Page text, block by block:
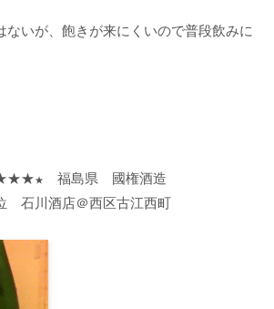
ないが、飽きが来にくいので普段飲みに
★★★★
福島県 國権酒造
石川酒店＠西区古江西町